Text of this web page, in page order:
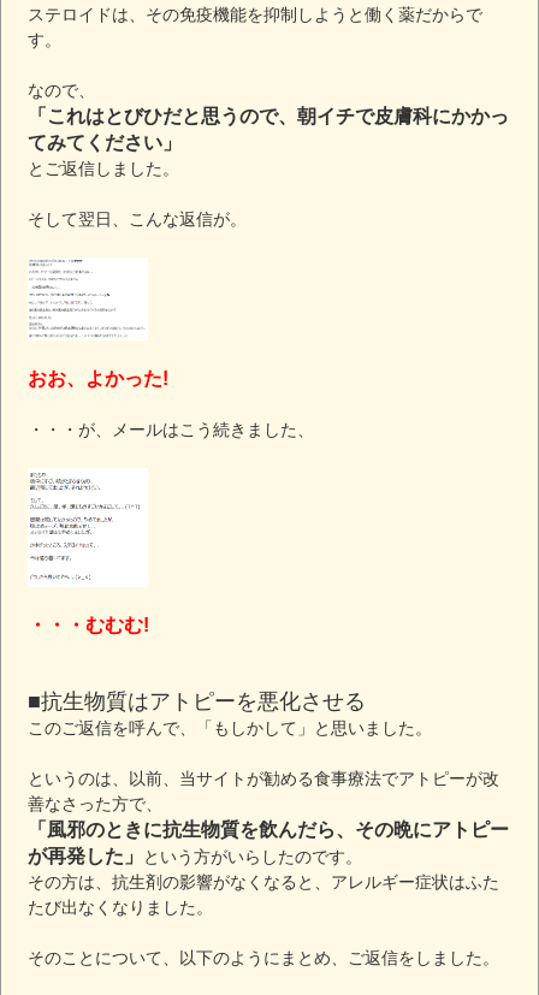
ステロイドは、その免疫機能を抑制しようと働く薬だからで
す。
なので、
「これはとびひだと思うので、朝イチで皮膚科にかかっ
てみてください」
とご返信しました。
そして翌日、こんな返信が。
おお、よかった!
・・・が、メールはこう続きました、
・・・むむむ!
■抗生物質はアトピーを悪化させる
このご返信を呼んで、「もしかして」と思いました。
というのは、以前、当サイトが勧める食事療法でアトピーが改
善なさった方で、
「風邪のときに抗生物質を飲んだら、その晩にアトピー
が再発した」
という方がいらしたのです。
その方は、抗生剤の影響がなくなると、アレルギー症状はふた
たび出なくなりました。
そのことについて、以下のようにまとめ、ご返信をしました。